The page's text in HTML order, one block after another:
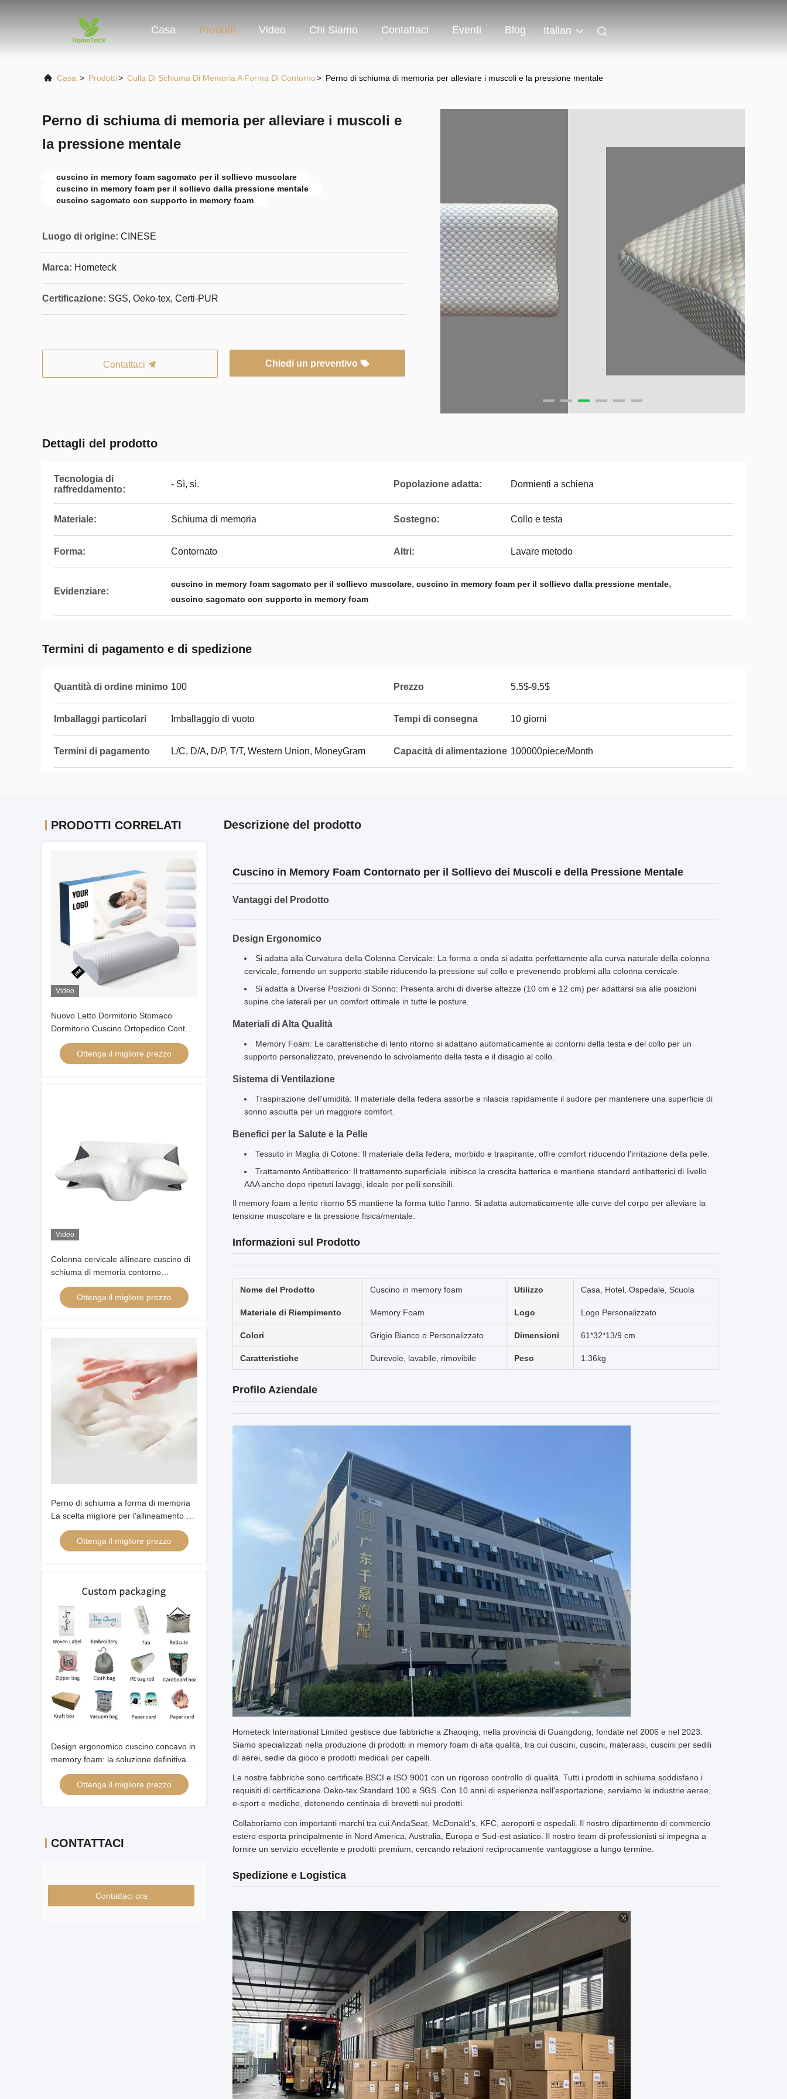
Casa Prodotti Video Chi Siamo Contattaci Eventi Blog Italian
Casa. > Prodotti> Culla Di Schiuma Di Memoria A Forma Di Contorno> Perno di schiuma di memoria per alleviare i muscoli e la pressione mentale
Perno di schiuma di memoria per alleviare i muscoli e
la pressione mentale
cuscino in memory foam sagomato per il sollievo muscolare
cuscino in memory foam per il sollievo dalla pressione mentale
cuscino sagomato con supporto in memory foam
Luogo di origine: CINESE
Marca: Hometeck
Certificazione: SGS, Oeko-tex, Certi-PUR
Contattaci Chiedi un preventivo
Dettagli del prodotto
Tecnologia di
raffreddamento:
- Sì, sì. Popolazione adatta: Dormienti a schiena
Materiale: Schiuma di memoria Sostegno: Collo e testa
Forma: Contornato Altri: Lavare metodo
Evidenziare:
cuscino in memory foam sagomato per il sollievo muscolare, cuscino in memory foam per il sollievo dalla pressione mentale,
cuscino sagomato con supporto in memory foam
Termini di pagamento e di spedizione
Quantità di ordine minimo 100 Prezzo 5.5$-9.5$
Imballaggi particolari Imballaggio di vuoto Tempi di consegna 10 giorni
Termini di pagamento L/C, D/A, D/P, T/T, Western Union, MoneyGram Capacità di alimentazione 100000piece/Month
PRODOTTI CORRELATI
Video
Nuovo Letto Dormitorio Stomaco
Dormitorio Cuscino Ortopedico Contour
Cervicale Bambù Ergonomica Memoria
Cuscino di schiuma Testa Ortopedica
Ottenga il migliore prezzo
Video
Colonna cervicale allineare cuscino di
schiuma di memoria contorno
ergonomica a forma di farfalla
Ottenga il migliore prezzo
Perno di schiuma a forma di memoria
La scelta migliore per l'allineamento del
collo e della testa dei dormienti a
schienaOttenga il migliore prezzo
Design ergonomico cuscino concavo in
memory foam: la soluzione definitiva
per un sonno riposante
Ottenga il migliore prezzo
CONTATTACI
Contattaci ora
Descrizione del prodotto
Cuscino in Memory Foam Contornato per il Sollievo dei Muscoli e della Pressione Mentale
Vantaggi del Prodotto
Design Ergonomico
Si adatta alla Curvatura della Colonna Cervicale: La forma a onda si adatta perfettamente alla curva naturale della colonna
cervicale, fornendo un supporto stabile riducendo la pressione sul collo e prevenendo problemi alla colonna cervicale.
Si adatta a Diverse Posizioni di Sonno: Presenta archi di diverse altezze (10 cm e 12 cm) per adattarsi sia alle posizioni
supine che laterali per un comfort ottimale in tutte le posture.
Materiali di Alta Qualità
Memory Foam: Le caratteristiche di lento ritorno si adattano automaticamente ai contorni della testa e del collo per un
supporto personalizzato, prevenendo lo scivolamento della testa e il disagio al collo.
Sistema di Ventilazione
Traspirazione dell'umidità: Il materiale della federa assorbe e rilascia rapidamente il sudore per mantenere una superficie di
sonno asciutta per un maggiore comfort.
Benefici per la Salute e la Pelle
Tessuto in Maglia di Cotone: Il materiale della federa, morbido e traspirante, offre comfort riducendo l'irritazione della pelle.
Trattamento Antibatterico: Il trattamento superficiale inibisce la crescita batterica e mantiene standard antibatterici di livello
AAA anche dopo ripetuti lavaggi, ideale per pelli sensibili.
Il memory foam a lento ritorno 5S mantiene la forma tutto l'anno. Si adatta automaticamente alle curve del corpo per alleviare la
tensione muscolare e la pressione fisica/mentale.
Informazioni sul Prodotto
Nome del Prodotto Cuscino in memory foam Utilizzo Casa, Hotel, Ospedale, Scuola
Materiale di Riempimento Memory Foam Logo Logo Personalizzato
Colori Grigio Bianco o Personalizzato Dimensioni 61*32*13/9 cm
Caratteristiche Durevole, lavabile, rimovibile Peso 1.36kg
Profilo Aziendale
Hometeck International Limited gestisce due fabbriche a Zhaoqing, nella provincia di Guangdong, fondate nel 2006 e nel 2023.
Siamo specializzati nella produzione di prodotti in memory foam di alta qualità, tra cui cuscini, cuscini, materassi, cuscini per sedili
di aerei, sedie da gioco e prodotti medicali per capelli.
Le nostre fabbriche sono certificate BSCI e ISO 9001 con un rigoroso controllo di qualità. Tutti i prodotti in schiuma soddisfano i
requisiti di certificazione Oeko-tex Standard 100 e SGS. Con 10 anni di esperienza nell'esportazione, serviamo le industrie aeree,
e-sport e mediche, detenendo centinaia di brevetti sui prodotti.
Collaboriamo con importanti marchi tra cui AndaSeat, McDonald's, KFC, aeroporti e ospedali. Il nostro dipartimento di commercio
estero esporta principalmente in Nord America, Australia, Europa e Sud-est asiatico. Il nostro team di professionisti si impegna a
fornire un servizio eccellente e prodotti premium, cercando relazioni reciprocamente vantaggiose a lungo termine.
Spedizione e Logistica